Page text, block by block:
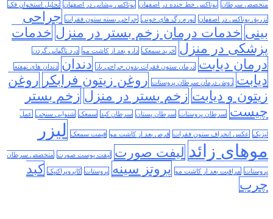
متخصص سرطان بوتاکس خط خنده در اصفهان بوتاکس پیشانی در اصفهان تحلیل استخوان فک
تزریق بوتاکس در اصفهان تورم رگ های خونی جراحی بسته ستون فقرات
جراحی
بینی خدمات درمان زخم بستر در منزل خدمات
پزشکی در منزل
خرید سمعک دارو بعد از کاشت مو درد ناگهانی گردن
درمان دیابت درمان ستون فقرات بدون جراحی باز دندان دندان های نهفته
دیابت روش درمان سرطان پروستات روغن زیتون فرابکر روغن
زیتون و دیابت زخم بستر در منزل زخم بستر
چیست سرطان پروستات سرطان پستان سرطان کبد سمعک شنوایی سنجی عمل
لیزیک عکس انحراف ستون فقرات قرص بعد از کاشت مو قیمت سمعک
لیزر
موهای زائد لیفت صورت لیفت پوست صورت متخصص سرطان
پروستات مراقبت بعد از کاشت مو پروتز سینه پروستات کایروپراکتیک کبد
چرب